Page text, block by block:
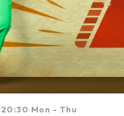
Mon - Thu